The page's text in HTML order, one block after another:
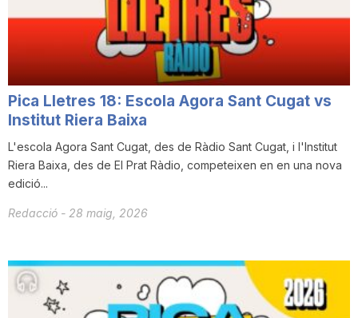
Pica Lletres 18: Escola Agora Sant Cugat vs
Institut Riera Baixa
L'escola Agora Sant Cugat, des de Ràdio Sant Cugat, i l'Institut
Riera Baixa, des de El Prat Ràdio, competeixen en en una nova
edició...
Redacció - 28 maig, 2026